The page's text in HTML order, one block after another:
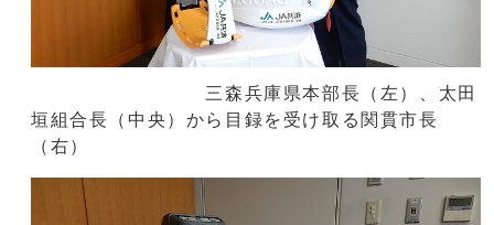
三森兵庫県本部長（左）、太田
垣組合長（中央）から目録を受け取る関貫市長
（右）